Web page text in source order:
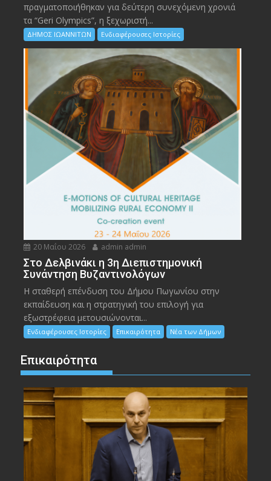
πραγματοποιήθηκαν για δεύτερη συνεχόμενη χρονιά
τα “Geri Olympics”, η ξεχωριστή...
ΔΗΜΟΣ ΙΩΑΝΝΙΤΩΝ Ενδιαφέρουσες Ιστορίες
20 Μαΐου 2026 admin admin
Στο Δελβινάκι η 3η Διεπιστημονική
Συνάντηση Βυζαντινολόγων
Η σταθερή επένδυση του Δήμου Πωγωνίου στην
εκπαίδευση και η στρατηγική του επιλογή για
εξωστρέφεια μετουσιώνονται...
Ενδιαφέρουσες Ιστορίες Επικαιρότητα Νέα των Δήμων
Επικαιρότητα